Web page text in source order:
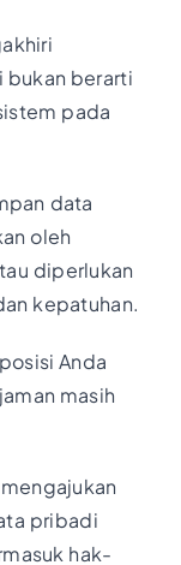
bukan berarti
pada
data
oleh
diperlukan
kepatuhan.
Anda
masih
pribadi
hak-